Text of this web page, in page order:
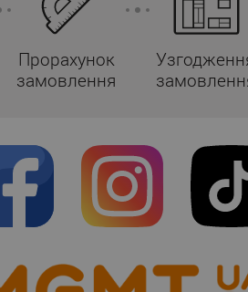
Прорахунок
замовлення